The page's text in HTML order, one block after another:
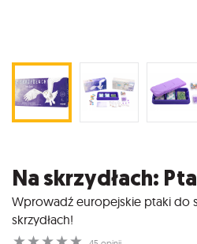
Na skrzydłach:
Wprowadź europejskie ptaki do
skrzydłach!